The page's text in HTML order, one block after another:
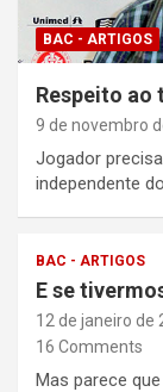
BAC - ARTIGOS
Respeito ao
9 de novembro
Jogador
independente
BAC - ARTIGOS
E se
12 de janeiro de
16 Comments
Mas parece